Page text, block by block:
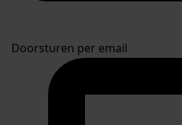
Doorsturen per email